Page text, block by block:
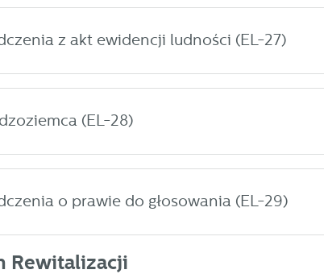
z akt ewidencji ludności (EL-27)
(EL-28)
o prawie do głosowania (EL-29)
Rewitalizacji